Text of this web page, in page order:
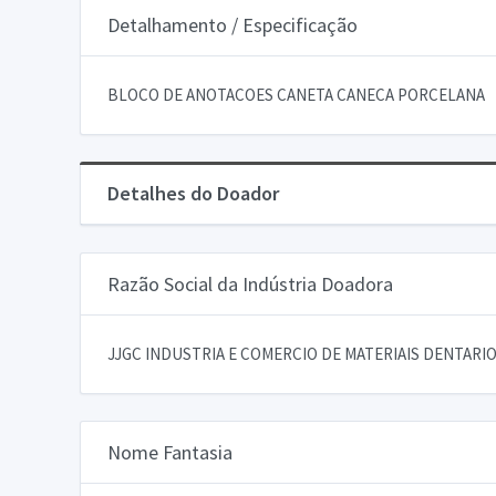
Detalhamento / Especificação
BLOCO DE ANOTACOES CANETA CANECA PORCELANA
Detalhes do Doador
Razão Social da Indústria Doadora
JJGC INDUSTRIA E COMERCIO DE MATERIAIS
Nome Fantasia